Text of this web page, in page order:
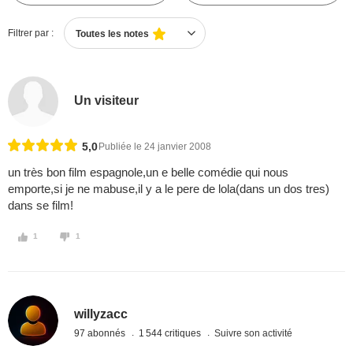
Filtrer par : Toutes les notes
Un visiteur
5,0 Publiée le 24 janvier 2008
un très bon film espagnole,un e belle comédie qui nous
emporte,si je ne mabuse,il y a le pere de lola(dans un dos tres)
dans se film!
1 1
willyzacc
97 abonnés 1 544 critiques Suivre son activité